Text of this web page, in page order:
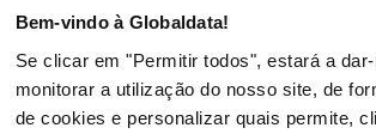
Bem-vindo à Globaldata!
Se clicar em "Permitir todos", estará a
monitorar a utilização do nosso site, de
de cookies e personalizar quais permite,